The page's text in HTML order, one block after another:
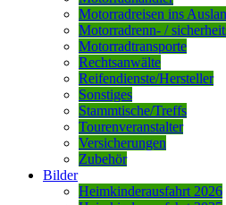
Motorradreisen ins
Motorradrenn- /
Motorradtransporte
Rechtsanwälte
Reifendienste/Hersteller
Sonstiges
Stammtische/Treffs
Tourenveranstalter
Versicherungen
Zubehör
Bilder
Heimkinderausfahrt 2026